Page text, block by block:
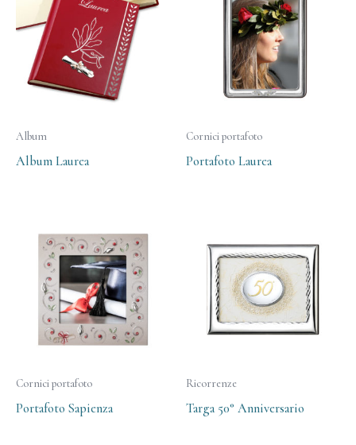
Album
Album Laurea
Cornici portafoto
Portafoto Laurea
Cornici portafoto
Portafoto Sapienza
Ricorrenze
Targa 50° Anniversario